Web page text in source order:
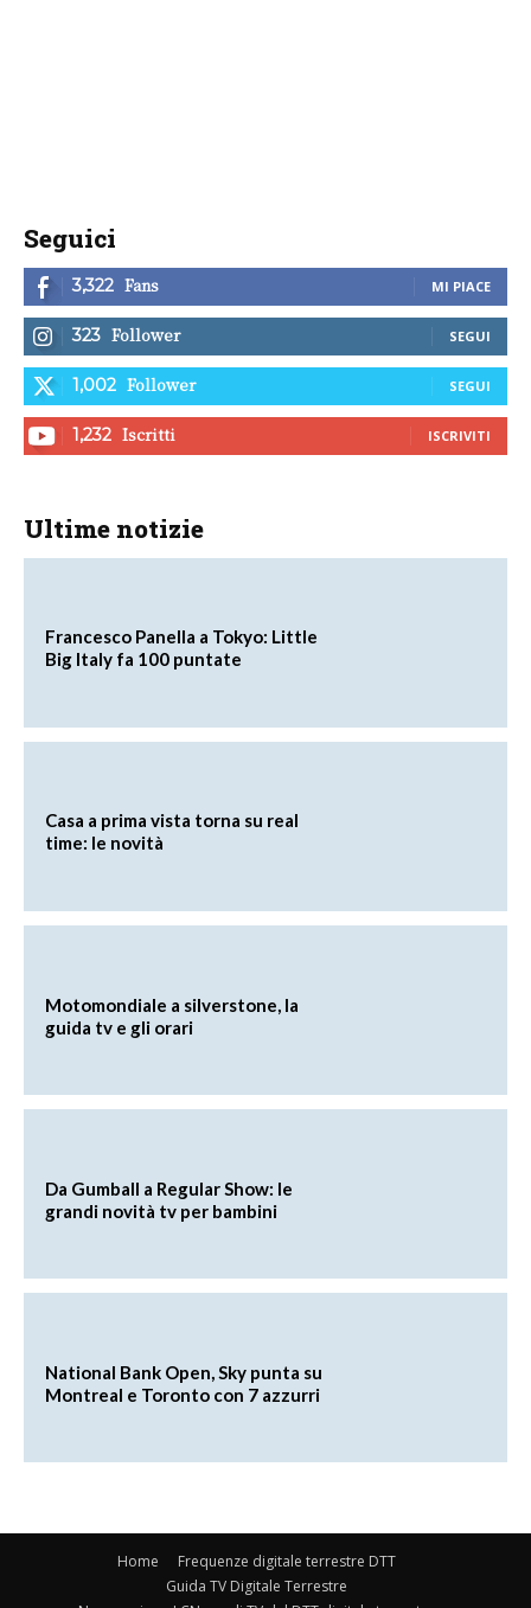
Seguici
3,322 Fans MI PIACE
323 Follower SEGUI
1,002 Follower SEGUI
1,232 Iscritti ISCRIVITI
Ultime notizie
Francesco Panella a Tokyo: Little
Big Italy fa 100 puntate
Casa a prima vista torna su real
time: le novità
Motomondiale a silverstone, la
guida tv e gli orari
Da Gumball a Regular Show: le
grandi novità tv per bambini
National Bank Open, Sky punta su
Montreal e Toronto con 7 azzurri
Home
Frequenze digitale terrestre DTT
Guida TV Digitale Terrestre